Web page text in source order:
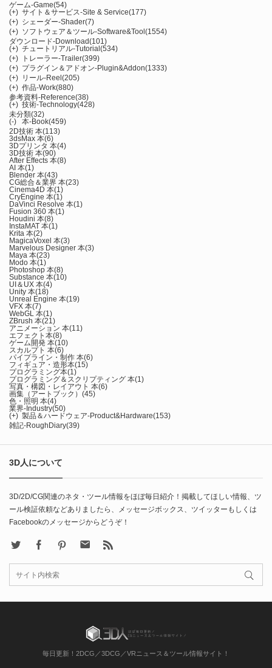
ゲーム-Game(54)
(+) サイト＆サービス-Site & Service(177)
(+) シェーダー-Shader(7)
(+) ソフトウェア＆ツール-Software&Tool (1554)
ダウンロード-Download(101)
(+) チュートリアル-Tutorial (534)
(+)
トレーラー-Trailer(399)
(+) プラグイン＆アドオン-Plugin&Addon(1333)
(+) リール-Reel (205)
(+) 作品-Work(880)
参考資料-Reference(38)
(+) 技術-Technology(428)
未分類(32)
(-)
本-Book(459)
2D技術 本(113)
3dsMax 本(6)
3Dプリンタ 本(4)
3D技術 本(90)
After Effects 本(8)
AI 本(1)
Blender 本(43)
CG総合＆業界 本(23)
Cinema4D 本(1)
CryEngine 本(1)
DaVinci Resolve 本(1)
Fusion 360 本(1)
Houdini 本(8)
InstaMAT 本(1)
Krita 本(2)
MagicaVoxel 本(3)
Marvelous Designer 本(3)
Maya 本(23)
Modo 本(1)
Photoshop 本(8)
Substance 本(10)
UI＆UX 本(4)
Unity 本(18)
Unreal Engine 本(19)
VFX 本(7)
WebGL 本(1)
ZBrush 本(21)
アニメーション 本(11)
エフェクト本(8)
ゲーム開発 本(10)
スカルプト 本(6)
パイプライン・制作 本(6)
フィギュア・造形本(15)
プログラミング本(1)
プログラミング＆スクリプティング 本(1)
写真・構図・レイアウト 本(6)
画集（アートブック） (45)
色・照明 本(4)
業界-Industry(50)
(+) 製品＆ハードウェア-Product&Hardware(153)
雑記-RoughDiary(39)
3D人について
3D/2D/CG関連のネタ・ツール情報をほぼ毎日紹介！掲載してほしい情報、ツ
ール検証依頼などありましたら、メッセージボックス、ツイッターもしくは
Facebookのメッセージからどうぞ！
FacebookPinterest Contact
毎日更新！2DCG／3DCG／VRニュース＆ツール情報サイト！